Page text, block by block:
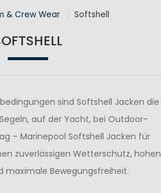
& Crew Wear Softshell
sind Softshell Jacken die
auf der Yacht, bei Outdoor-
– Marinepool Softshell Jacken für
zuverlässigen Wetterschutz, hohen
maximale Bewegungsfreiheit.